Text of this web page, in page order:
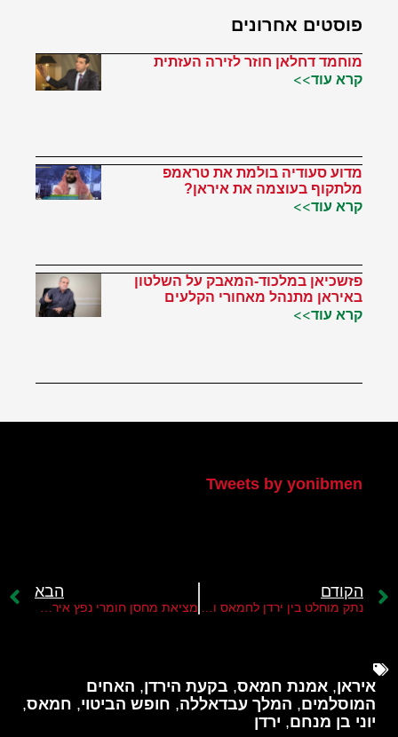
פוסטים אחרונים
מוחמד דחלאן חוזר לזירה העזתית
קרא עוד>>
מדוע סעודיה בולמת את טראמפ
מלתקוף בעוצמה את איראן?
קרא עוד>>
פזשכיאן במלכוד-המאבק על השלטון
באיראן מתנהל מאחורי הקלעים
קרא עוד>>
Tweets by yonibmen
הקודם הבא
איראן, אמנת חמאס, בקעת הירדן, האחים
המוסלמים, המלך עבדאללה, חופש הביטוי, חמאס,
יוני בן מנחם, ירדן